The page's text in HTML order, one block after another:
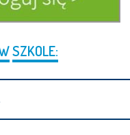
SZKOLE: